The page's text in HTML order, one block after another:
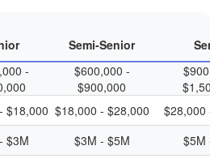
Semi-Senior
-
$600,000 -
$900,000
$18,000 $18,000 - $28,000
$28,000
$3M $3M - $5M
$5M